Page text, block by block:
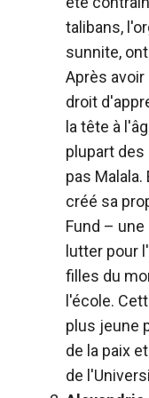
talibans,
sunnite,
Après
droit
la tête à
plupart des
pas
créé sa
Fund –
lutter pour
filles du
l'école.
plus jeune
de la paix
de